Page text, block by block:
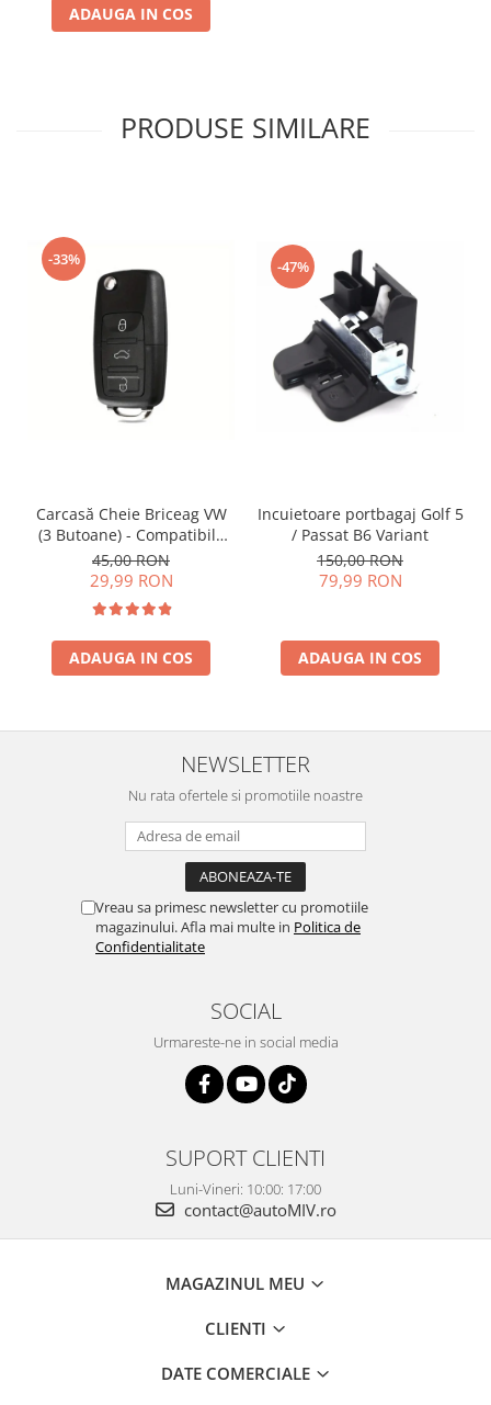
ADAUGA IN COS
PRODUSE SIMILARE
-33%
Carcasă Cheie Briceag VW
(3 Butoane) - Compatibilă
Golf 5, Jetta, Touran etc
45,00 RON
29,99 RON
ADAUGA IN COS
-47%
Incuietoare portbagaj Golf 5
/ Passat B6 Variant
150,00 RON
79,99 RON
ADAUGA IN COS
NEWSLETTER
Nu rata ofertele si promotiile noastre
Vreau sa primesc newsletter cu promotiile
magazinului. Afla mai multe in Politica de
Confidentialitate
SOCIAL
Urmareste-ne in social media
SUPORT CLIENTI
Luni-Vineri: 10:00: 17:00
contact@autoMIV.ro
MAGAZINUL MEU
CLIENTI
DATE COMERCIALE